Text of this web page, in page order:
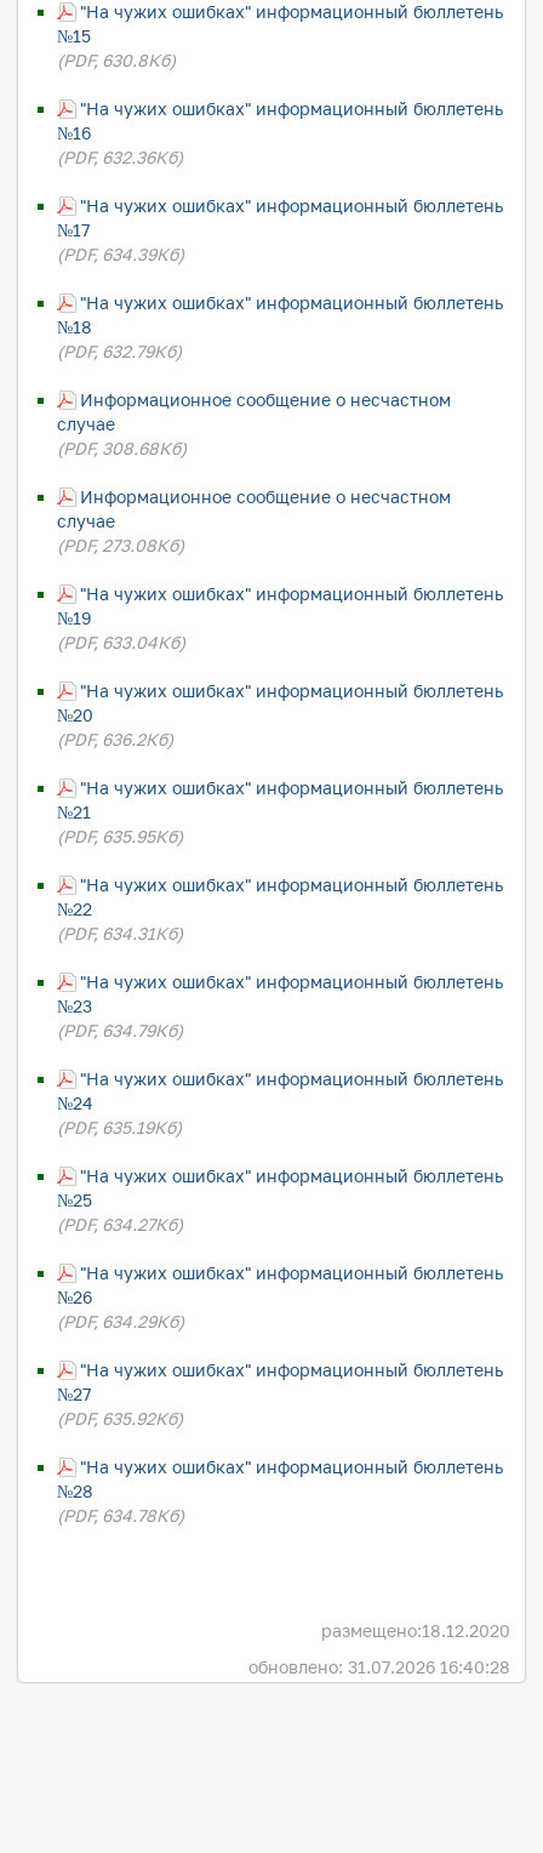
"На чужих ошибках" информационный бюллетень
№15
(PDF, 630.8Кб)
"На чужих ошибках" информационный бюллетень
№16
(PDF, 632.36Кб)
"На чужих ошибках" информационный бюллетень
№17
(PDF, 634.39Кб)
"На чужих ошибках" информационный бюллетень
№18
(PDF, 632.79Кб)
Информационное сообщение о несчастном
случае
(PDF, 308.68Кб)
Информационное сообщение о несчастном
случае
(PDF, 273.08Кб)
"На чужих ошибках" информационный бюллетень
№19
(PDF, 633.04Кб)
"На чужих ошибках" информационный бюллетень
№20
(PDF, 636.2Кб)
"На чужих ошибках" информационный бюллетень
№21
(PDF, 635.95Кб)
"На чужих ошибках" информационный бюллетень
№22
(PDF, 634.31Кб)
"На чужих ошибках" информационный бюллетень
№23
(PDF, 634.79Кб)
"На чужих ошибках" информационный бюллетень
№24
(PDF, 635.19Кб)
"На чужих ошибках" информационный бюллетень
№25
(PDF, 634.27Кб)
"На чужих ошибках" информационный бюллетень
№26
(PDF, 634.29Кб)
"На чужих ошибках" информационный бюллетень
№27
(PDF, 635.92Кб)
"На чужих ошибках" информационный бюллетень
№28
(PDF, 634.78Кб)
размещено:18.12.2020
обновлено: 31.07.2026 16:40:28